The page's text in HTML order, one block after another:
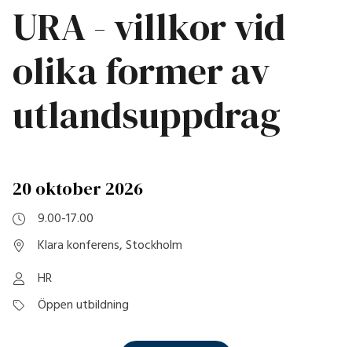
URA - villkor vid
olika former av
utlandsuppdrag
20 oktober 2026
9.00-17.00
Klara konferens, Stockholm
HR
Öppen utbildning